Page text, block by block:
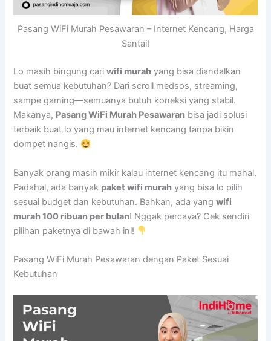
Pasang WiFi Murah Pesawaran – Internet Kencang, Harga
Santai!
Lo masih bingung cariwifi murah yang bisa diandalkan
buat semua kebutuhan? Dari scroll medsos, streaming,
sampe gaming—semuanya butuh koneksi yang stabil.
Makanya, Pasang WiFi Murah Pesawaran bisa jadi solusi
terbaik buat lo yang mau internet kencang tanpa bikin
dompet nangis.
Banyak orang masih mikir kalau internet kencang itu mahal.
Padahal, ada banyak paket wifi murah yang bisa lo pilih
sesuai budget dan kebutuhan. Bahkan, ada yangwifi
murah 100 ribuan per bulan! Nggak percaya? Cek sendiri
pilihan paketnya di bawah ini!
Pasang WiFi Murah Pesawaran dengan Paket Sesuai
Kebutuhan